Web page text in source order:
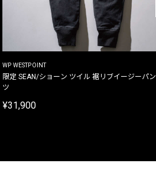
WP WESTPOINT
限定 SEAN/ショーン ツイル 裾リブイージーパン
ツ
¥31,900